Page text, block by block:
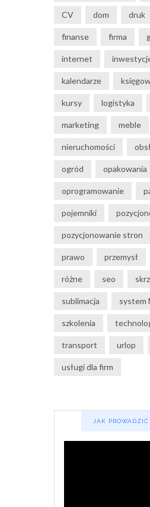
CV dom druk
finanse firma
internet
kalendarze
kursy logistyka
marketing meble
nieruchomości
ogród opakowania
oprogramowanie
pojemniki
pozycjonowanie stron
prawo przemysł
różne seo
sublimacja system
szkolenia
transport urlop
usługi dla firm
JAK